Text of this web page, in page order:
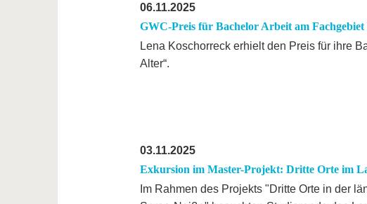
06.11.2025
GWC-Preis für Bachelor Arbeit am
Lena Koschorreck erhielt den Preis für ihre
Alter“.
03.11.2025
Exkursion im Master-Projekt: Dritte Orte im
Im Rahmen des Projekts "Dritte Orte in der